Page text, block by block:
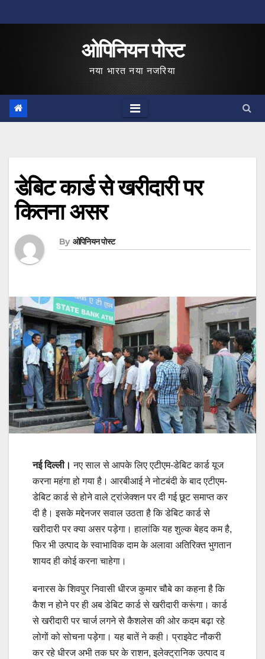
to
ओपिनियन पोस्ट
नया भारत नया नजरिया
डेबिट कार्ड से खरीदारी पर
कितना असर
By ओपिनियन पोस्ट
नई दिल्ली। नए साल से आपके लिए एटीएम-डेबिट कार्ड यूज
करना महंगा हो गया है। आरबीआई ने नोटबंदी के बाद एटीएम-
डेबिट कार्ड से होने वाले ट्रांजेक्शन पर दी गई छूट समाप्‍त कर
दी है। इसके मद्देनजर सवाल उठता है कि डेबिट कार्ड से
खरीदारी पर क्‍या असर पड़ेगा। हालांकि यह शुल्क बेहद कम है,
फिर भी उत्पाद के स्वाभाविक दाम के अलावा अतिरिक्त भुगतान
शायद ही कोई करना चाहेगा।
बनारस के शिवपुर निवासी धीरज कुमार चौबे का कहना है कि
कैश न होने पर ही अब डेबिट कार्ड से खरीदारी करूंगा। कार्ड
से खरीदारी पर चार्ज लगने से कैशलेस की ओर कदम बढ़ा रहे
लोगों को सोचना पड़ेगा। यह बातें ने कही। प्राइवेट नौकरी
कर रहे धीरज अभी तक घर के राशन, इलेक्ट्रानिक उत्पाद व